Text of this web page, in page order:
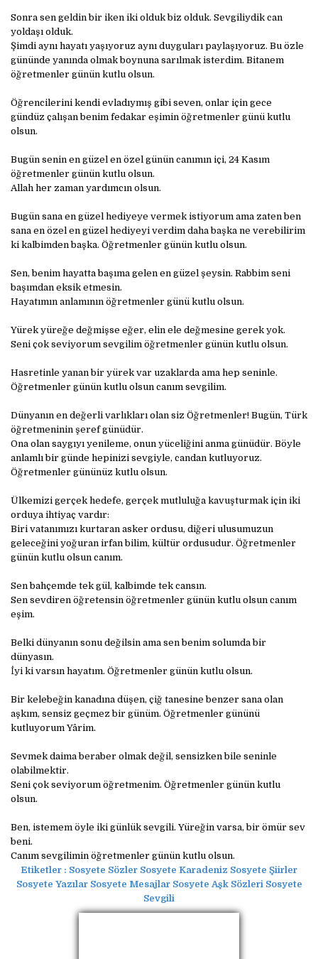
Sonra sen geldin bir iken iki olduk biz olduk. Sevgiliydik can
yoldaşı olduk.
Şimdi aynı hayatı yaşıyoruz aynı duyguları paylaşıyoruz. Bu özle
gününde yanında olmak boynuna sarılmak isterdim. Bitanem
öğretmenler günün kutlu olsun.
Öğrencilerini kendi evladıymış gibi seven, onlar için gece
gündüz çalışan benim fedakar eşimin öğretmenler günü kutlu
olsun.
Bugün senin en güzel en özel günün canımın içi, 24 Kasım
öğretmenler günün kutlu olsun.
Allah her zaman yardımcın olsun.
Bugün sana en güzel hediyeye vermek istiyorum ama zaten ben
sana en özel en güzel hediyeyi verdim daha başka ne verebilirim
ki kalbimden başka. Öğretmenler günün kutlu olsun.
Sen, benim hayatta başıma gelen en güzel şeysin. Rabbim seni
başımdan eksik etmesin.
Hayatımın anlamının öğretmenler günü kutlu olsun.
Yürek yüreğe değmişse eğer, elin ele değmesine gerek yok.
Seni çok seviyorum sevgilim öğretmenler günün kutlu olsun.
Hasretinle yanan bir yürek var uzaklarda ama hep seninle.
Öğretmenler günün kutlu olsun canım sevgilim.
Dünyanın en değerli varlıkları olan siz Öğretmenler! Bugün, Türk
öğretmeninin şeref günüdür.
Ona olan saygıyı yenileme, onun yüceliğini anma günüdür. Böyle
anlamlı bir günde hepinizi sevgiyle, candan kutluyoruz.
Öğretmenler gününüz kutlu olsun.
Ülkemizi gerçek hedefe, gerçek mutluluğa kavuşturmak için iki
orduya ihtiyaç vardır:
Biri vatanımızı kurtaran asker ordusu, diğeri ulusumuzun
geleceğini yoğuran irfan bilim, kültür ordusudur. Öğretmenler
günün kutlu olsun canım.
Sen bahçemde tek gül, kalbimde tek cansın.
Sen sevdiren öğretensin öğretmenler günün kutlu olsun canım
eşim.
Belki dünyanın sonu değilsin ama sen benim solumda bir
dünyasın.
İyi ki varsın hayatım. Öğretmenler günün kutlu olsun.
Bir kelebeğin kanadına düşen, çiğ tanesine benzer sana olan
aşkım, sensiz geçmez bir günüm. Öğretmenler gününü
kutluyorum Yârim.
Sevmek daima beraber olmak değil, sensizken bile seninle
olabilmektir.
Seni çok seviyorum öğretmenim. Öğretmenler günün kutlu
olsun.
Ben, istemem öyle iki günlük sevgili. Yüreğin varsa, bir ömür sev
beni.
Canım sevgilimin öğretmenler günün kutlu olsun.
Etiketler : Sosyete Sözler Sosyete Karadeniz Sosyete Şiirler
Sosyete Yazılar Sosyete Mesajlar Sosyete Aşk Sözleri Sosyete
Sevgili